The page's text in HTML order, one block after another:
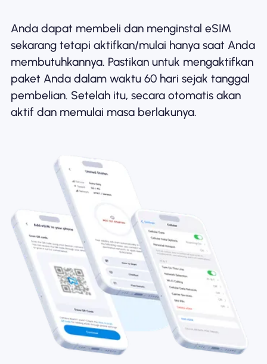
Anda dapat membeli dan menginstal eSIM
sekarang tetapi aktifkan/mulai hanya saat Anda
membutuhkannya. Pastikan untuk mengaktifkan
paket Anda dalam waktu 60 hari sejak tanggal
pembelian. Setelah itu, secara otomatis akan
aktif dan memulai masa berlakunya.